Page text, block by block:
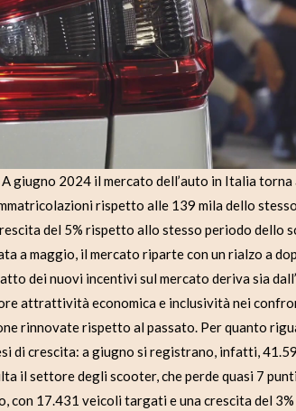
A giugno 2024 il mercato dell’auto in Italia
rispetto alle 139 mila dello
del 5% rispetto allo stesso periodo dello
a maggio, il mercato riparte con un rialzo a
dei nuovi incentivi sul mercato deriva sia
attrattività economica e inclusività nei
rinnovate rispetto al passato. Per quanto
di crescita: a giugno si registrano, infatti,
il settore degli scooter, che perde quasi 7
con 17.431 veicoli targati e una crescita del